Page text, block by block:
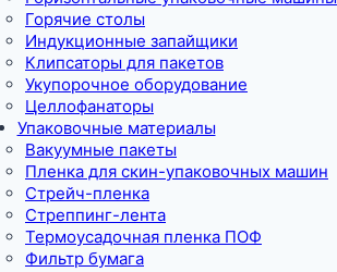
Горячие столы
Индукционные запайщики
Клипсаторы для пакетов
Укупорочное оборудование
Целлофанаторы
Упаковочные материалы
Вакуумные пакеты
Пленка для скин-упаковочных машин
Стрейч-пленка
Стреппинг-лента
Термоусадочная пленка ПОФ
Фильтр бумага